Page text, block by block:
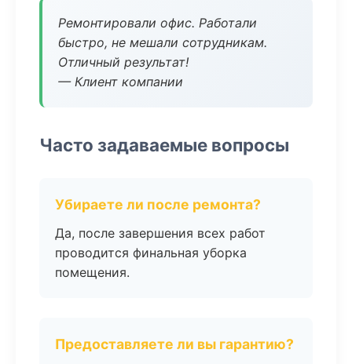
Ремонтировали офис. Работали
быстро, не мешали сотрудникам.
Отличный результат!
— Клиент компании
Часто задаваемые вопросы
Убираете ли после ремонта?
Да, после завершения всех работ
проводится финальная уборка
помещения.
Предоставляете ли вы гарантию?